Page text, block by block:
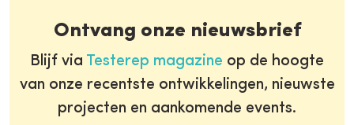
Ontvang onze nieuwsbrief
Blijf via Testerep magazine op de hoogte
van onze recentste ontwikkelingen, nieuwste
projecten en aankomende events.